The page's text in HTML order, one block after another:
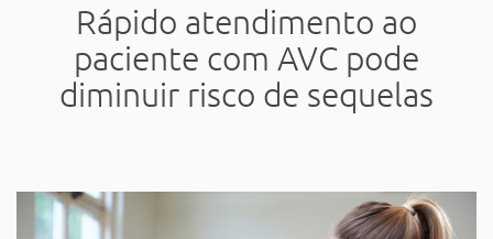
Rápido atendimento ao
paciente com AVC pode
diminuir risco de sequelas